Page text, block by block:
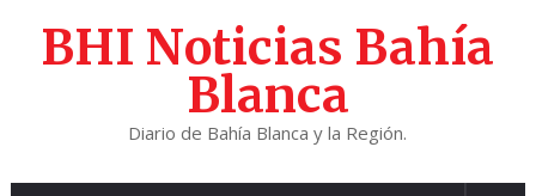
BHI Noticias Bahía
Blanca
Diario de Bahía Blanca y la Región.